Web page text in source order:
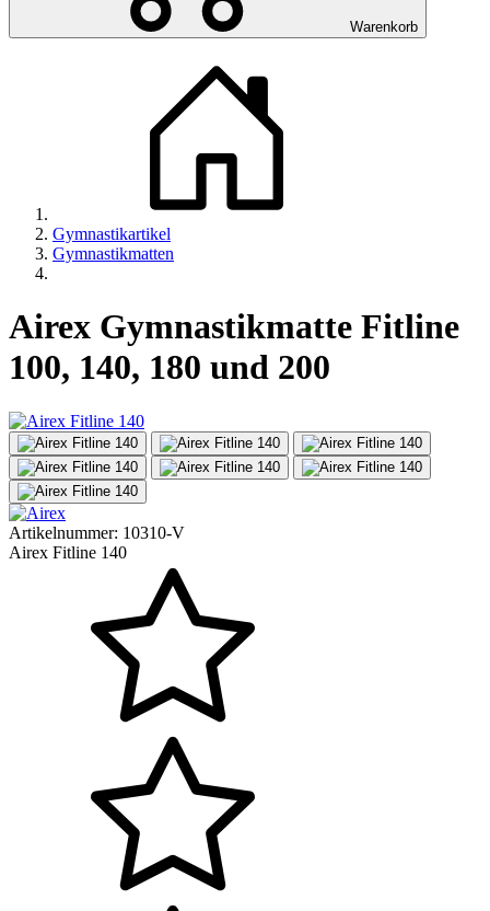
Warenkorb
Gymnastikartikel
Gymnastikmatten
Airex Gymnastikmatte Fitline
100, 140, 180 und 200
Artikelnummer: 10310-V
Airex Fitline 140